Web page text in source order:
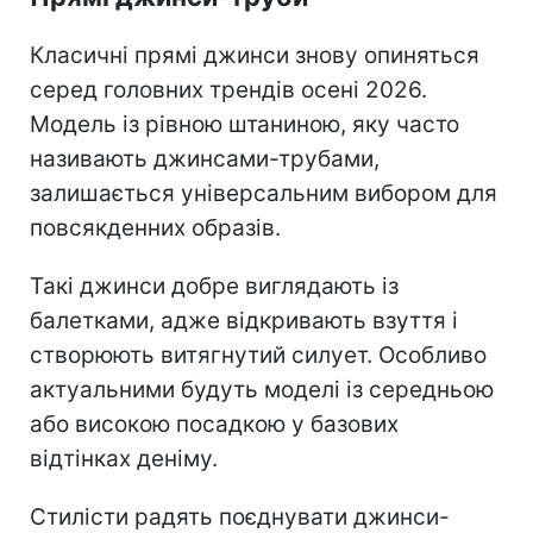
Класичні прямі джинси знову опиняться
серед головних трендів осені 2026.
Модель із рівною штаниною, яку часто
називають джинсами-трубами,
залишається універсальним вибором для
повсякденних образів.
Такі джинси добре виглядають із
балетками, адже відкривають взуття і
створюють витягнутий силует. Особливо
актуальними будуть моделі із середньою
або високою посадкою у базових
відтінках деніму.
Стилісти радять поєднувати джинси-